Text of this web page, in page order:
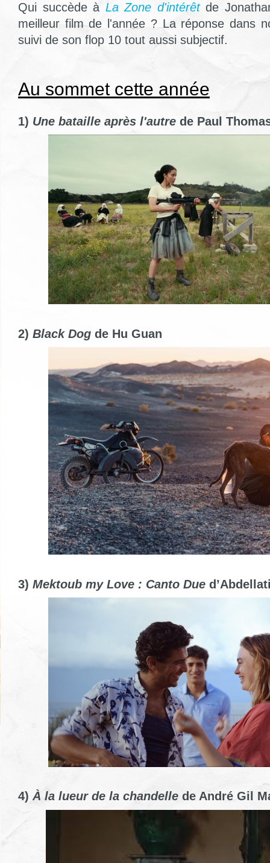
Qui succède à La Zone d'intérêtde
meilleur film de l'année ? La réponse dans
suivi de son flop 10 tout aussi subjectif.
Au sommet cette année
1) Une bataille après l'autre de Paul
2) Black Dog de Hu Guan
3) Mektoub my Love : Canto Due
4) À la lueur de la chandelle de André Gil